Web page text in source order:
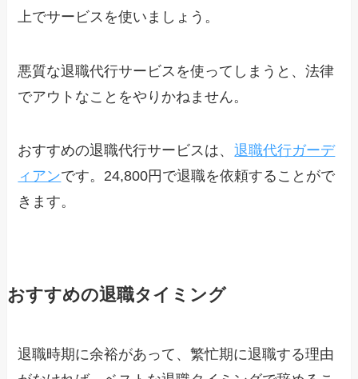
上でサービスを使いましょう。
悪質な退職代行サービスを使ってしまうと、法律
でアウトなことをやりかねません。
おすすめの退職代行サービスは、 退職代行ガーデ
ィアンです。24,800円で退職を依頼することがで
きます。
おすすめの退職タイミング
退職時期に余裕があって、繁忙期に退職する理由